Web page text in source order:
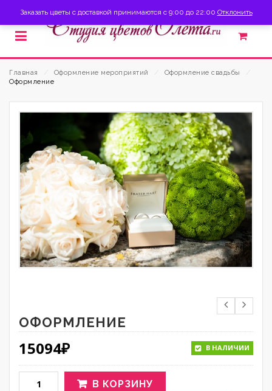
Главная Оформление мероприятий Оформление свадьбы
Оформление
ОФОРМЛЕНИЕ
15094₽ В НАЛИЧИИ
В КОРЗИНУ
Заказать цветы с доставкой принимаются с 9:00 до 22:00 Отклонить